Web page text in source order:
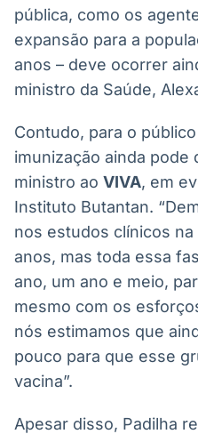
Soluções de Dados
e Conteúdos
pública, como os
expansão para a
anos – deve ocorrer
ministro da Saúde,
Contudo, para o
imunização ainda pode
ministro ao VIVA, em
Instituto Butantan.
nos estudos clínicos
anos, mas toda essa
ano, um ano e meio,
mesmo com os
nós estimamos que
pouco para que esse
vacina”.
Apesar disso, Padilha